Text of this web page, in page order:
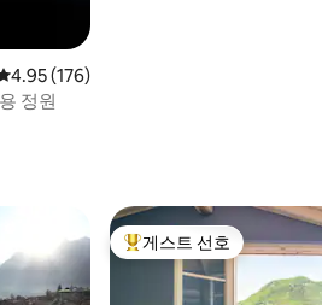
점 4.95점(5점 만점), 후기 176개
4.95 (176)
정원
상위 게스트 선호
게스트 선호